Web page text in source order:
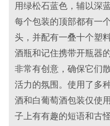
用绿松石蓝色，辅以深
每个包装的顶部都有一
头，并配有一叠十个塑
酒瓶和记住携带开瓶器
非常有创意，确保它们
活力的氛围。使用了多
酒和白葡萄酒包装仅使
子上有有趣的短语和古